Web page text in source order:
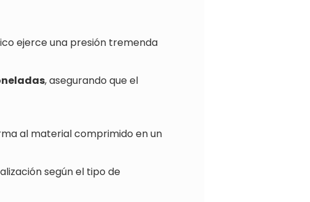
ejerce una presión tremenda
, asegurando que el
al material comprimido en un
según el tipo de